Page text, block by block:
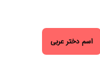
اسم دختر عربی